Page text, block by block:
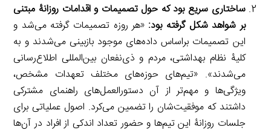
ساختاری سریع بود که حول تصمیمات و اقدامات روزانۀ مبتنی
بر شواهد شکل گرفته بود: «هر روزه تصمیمات گرفته می‌شد و
این تصمیمات براساس داده‌های موجود بازبینی می‌شدند و به
کلیۀ نظام بهداشتی، مردم و ذی‌نفعان بین‌المللی اطلاع‌رسانی
می‌شدند». «تیم‌های حوزه‌های مختلف تعهدات مشخص،
ویژگی‌ها و مهم‌تر از آن دستورالعمل‌های راهنمای مشترکی
داشتند که موفقیت‌شان را تضمین می‌کرد. اصول عملیاتی برای
جلسات روزانۀ این تیم‌ها و حضور تعداد اندکی از افراد در آن‌ها